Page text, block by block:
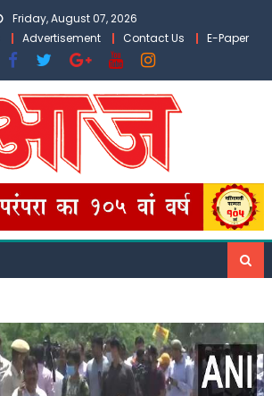
Friday, August 07, 2026
Advertisement Contact Us E-Paper